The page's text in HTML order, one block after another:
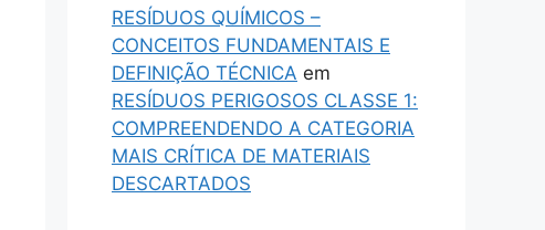
RESÍDUOS QUÍMICOS –
CONCEITOS FUNDAMENTAIS E
DEFINIÇÃO TÉCNICA em
RESÍDUOS PERIGOSOS CLASSE 1:
COMPREENDENDO A CATEGORIA
MAIS CRÍTICA DE MATERIAIS
DESCARTADOS